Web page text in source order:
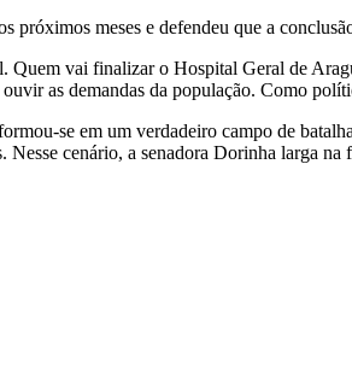
próximos meses e defendeu que a
vai finalizar o Hospital Geral de
as demandas da população. Como
se em um verdadeiro campo de
cenário, a senadora Dorinha larga